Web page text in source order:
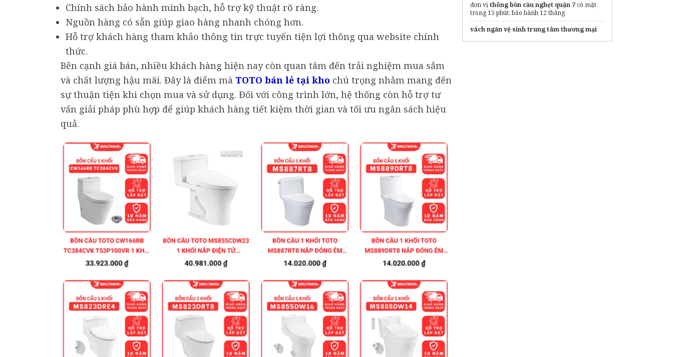
Chính sách bảo hành minh bạch, hỗ trợ kỹ thuật rõ ràng.
Nguồn hàng có sẵn giúp giao hàng nhanh chóng hơn.
Hỗ trợ khách hàng tham khảo thông tin trực tuyến tiện lợi thông qua website chính
thức.
Bên cạnh giá bán, nhiều khách hàng hiện nay còn quan tâm đến trải nghiệm mua sắm
và chất lượng hậu mãi. Đây là điểm mà TOTO bán lẻ tại kho chú trọng nhằm mang đến
sự thuận tiện khi chọn mua và sử dụng. Đối với công trình lớn, hệ thống còn hỗ trợ tư
vấn giải pháp phù hợp để giúp khách hàng tiết kiệm thời gian và tối ưu ngân sách hiệu
quả.
đơn vịthông bồn cầu nghẹt quận 7có mặt
trong 15 phút, bảo hành 12 tháng
vách ngăn vệ sinh trung tâm thương mại